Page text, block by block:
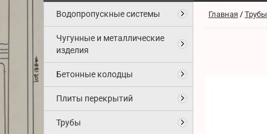
Водопропускные системы
Чугунные и металлические
изделия
Бетонные колодцы
Плиты перекрытий
Трубы
Главная / Трубы